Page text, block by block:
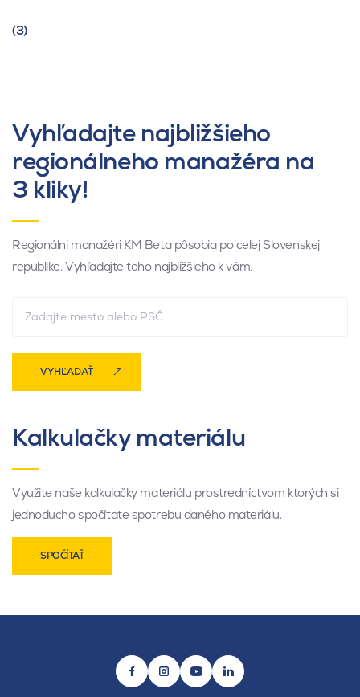
(3)
Vyhľadajte najbližšieho
regionálneho manažéra na
3 kliky!
Regionálni manažéri KM Beta pôsobia po celej Slovenskej
republike. Vyhľadajte toho najbližšieho k vám.
VYHĽADAŤ
Kalkulačky materiálu
Využite naše kalkulačky materiálu prostredníctvom ktorých si
jednoducho spočítate spotrebu daného materiálu.
SPOČÍTAŤ